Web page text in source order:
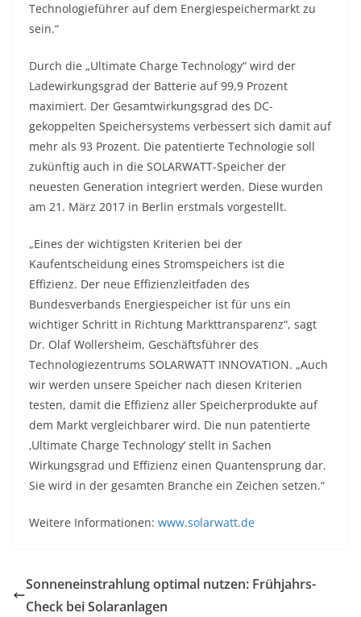
Technologieführer auf dem Energiespeichermarkt zu
sein.“
Durch die „Ultimate Charge Technology“ wird der
Ladewirkungsgrad der Batterie auf 99,9 Prozent
maximiert. Der Gesamtwirkungsgrad des DC-
gekoppelten Speichersystems verbessert sich damit auf
mehr als 93 Prozent. Die patentierte Technologie soll
zukünftig auch in die SOLARWATT-Speicher der
neuesten Generation integriert werden. Diese wurden
am 21. März 2017 in Berlin erstmals vorgestellt.
„Eines der wichtigsten Kriterien bei der
Kaufentscheidung eines Stromspeichers ist die
Effizienz. Der neue Effizienzleitfaden des
Bundesverbands Energiespeicher ist für uns ein
wichtiger Schritt in Richtung Markttransparenz“, sagt
Dr. Olaf Wollersheim, Geschäftsführer des
Technologiezentrums SOLARWATT INNOVATION. „Auch
wir werden unsere Speicher nach diesen Kriterien
testen, damit die Effizienz aller Speicherprodukte auf
dem Markt vergleichbarer wird. Die nun patentierte
‚Ultimate Charge Technology‘ stellt in Sachen
Wirkungsgrad und Effizienz einen Quantensprung dar.
Sie wird in der gesamten Branche ein Zeichen setzen.“
Weitere Informationen: www.solarwatt.de
Sonneneinstrahlung optimal nutzen: Frühjahrs-
Check bei Solaranlagen